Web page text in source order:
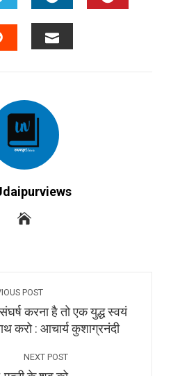
LINKEDIN
POST
करना है तो एक युद्ध स्वयं
करो : आचार्य कुशाग्रनंदी
NEXT POST